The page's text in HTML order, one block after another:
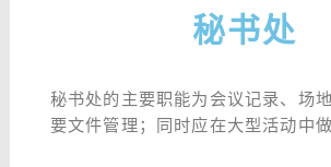
秘书处
秘书处的主要职能为会议记录、场
要文件管理；同时应在大型活动中